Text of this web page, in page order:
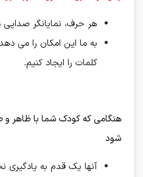
هر حرف، نمایانگر
به ما این امکان را می
کلمات را ایجاد کنیم.
هنگامی که کودک شما با ظاهر
شود
آنها یک قدم به یادگیری